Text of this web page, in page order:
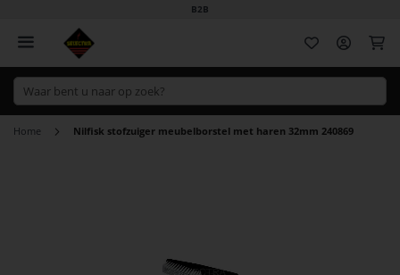
B2B
Home Nilfisk stofzuiger meubelborstel met haren 32mm 240869